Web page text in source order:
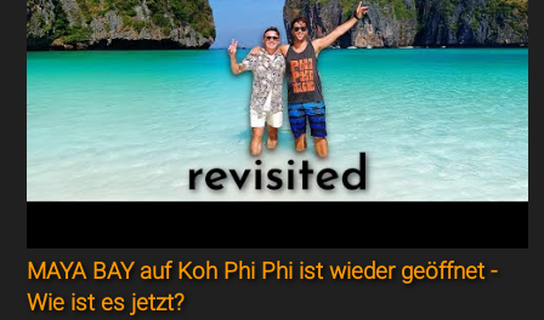
MAYA BAY auf Koh Phi Phi ist wieder geöffnet -
Wie ist es jetzt?